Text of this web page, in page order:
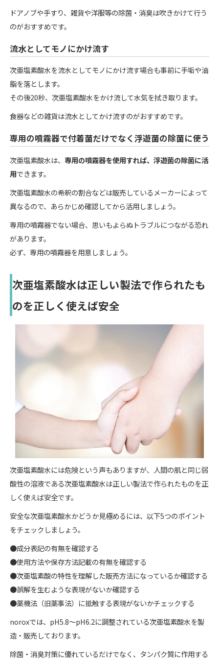
ドアノブや手すり、雑貨や洋服等の除菌・消臭は吹きかけて行う
のがおすすめです。
流水としてモノにかけ流す
次亜塩素酸水を流水としてモノにかけ流す場合も事前に手垢や油
脂を落とします。
その後20秒、次亜塩素酸水をかけ流して水気を拭き取ります。
食器などの雑貨は流水としてかけ流すのがおすすめです。
専用の噴霧器で付着菌だけでなく浮遊菌の除菌に使う
次亜塩素酸水は、 専用の噴霧器を使用すれば、浮遊菌の除菌に活
用できます。
次亜塩素酸水の希釈の割合などは販売しているメーカーによって
異なるので、あらかじめ確認してから活用しましょう。
専用の噴霧器でない場合、思いもよらぬトラブルにつながる恐れ
があります。
必ず、専用の噴霧器を用意しましょう。
次亜塩素酸水は正しい製法で作られたも
のを正しく使えば安全
次亜塩素酸水には危険という声もありますが、人間の肌と同じ弱
酸性の溶液である次亜塩素酸水は正しい製法で作られたものを正
しく使えば安全です。
安全な次亜塩素酸水かどうか見極めるには、以下5つのポイント
をチェックしましょう。
●成分表記の有無を確認する
●使用方法や保存方法記載の有無を確認する
●次亜塩素酸の特性を理解した販売方法になっているか確認する
●誤解を生むような表現がないか確認する
●薬機法（旧薬事法）に抵触する表現がないかチェックする
noroxでは、pH5.8〜pH6.2に調整されている次亜塩素酸水を製
造・販売しております。
除菌・消臭対策に優れているだけでなく、タンパク質に作用する